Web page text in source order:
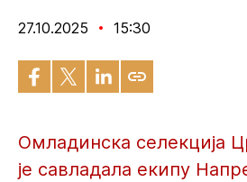
27.10.2025 15:30
Омладинска селекција
је савладала екипу